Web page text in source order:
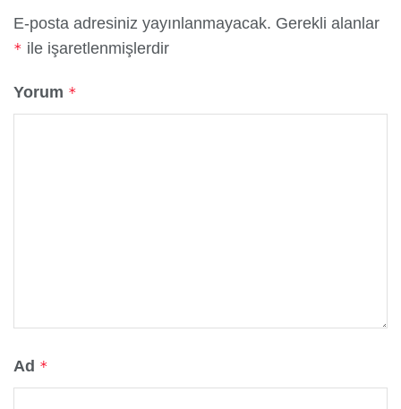
E-posta adresiniz yayınlanmayacak. Gerekli alanlar
* ile işaretlenmişlerdir
Yorum *
Ad *